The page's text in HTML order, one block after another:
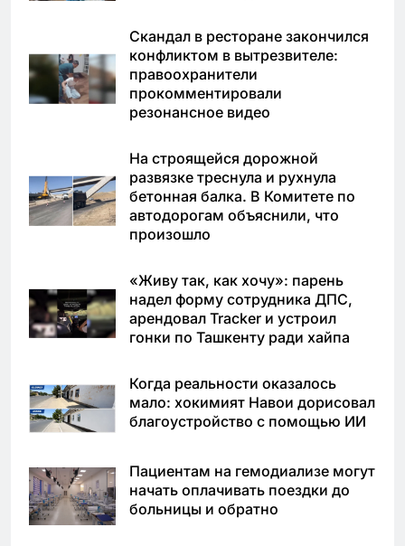
Скандал в ресторане закончился
конфликтом в вытрезвителе:
правоохранители
прокомментировали
резонансное видео
На строящейся дорожной
развязке треснула и рухнула
бетонная балка. В Комитете по
автодорогам объяснили, что
произошло
«Живу так, как хочу»: парень
надел форму сотрудника ДПС,
арендовал Tracker и устроил
гонки по Ташкенту ради хайпа
Когда реальности оказалось
мало: хокимият Навои дорисовал
благоустройство с помощью ИИ
Пациентам на гемодиализе могут
начать оплачивать поездки до
больницы и обратно